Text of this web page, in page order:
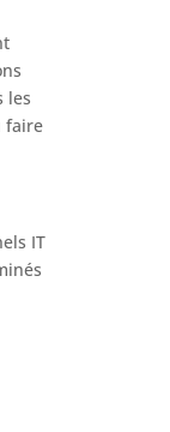
les
faire
IT